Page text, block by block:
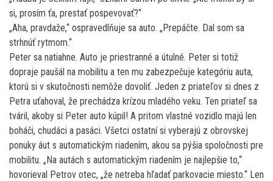
si, prosím ťa, prestať pospevovať?“
„Aha, pravdaže,“ ospravedlňuje sa auto. „Prepáčte. Dal som sa
strhnúť rytmom.“
Peter sa natiahne. Auto je priestranné a útulné. Peter si totiž
dopraje paušál na mobilitu a ten mu zabezpečuje kategóriu auta,
ktorú si v skutočnosti nemôže dovoliť. Jeden z priateľov si dnes z
Petra uťahoval, že prechádza krízou mladého veku. Ten priateľ sa
tváril, akoby si Peter auto kúpil! A pritom vlastné vozidlo majú len
boháči, chudáci a pasáci. Všetci ostatní si vyberajú z obrovskej
ponuky áut s automatickým riadením, akou sa pýšia spoločnosti pre
mobilitu. „Na autách s automatickým riadením je najlepšie to,“
hovorieval Petrov otec, „že netreba hľadať parkovacie miesto.“ Len